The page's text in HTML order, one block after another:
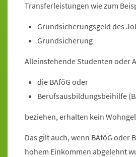
Transferleistungen wie zum
Grundsicherungsgeld des
Grundsicherung
Alleinstehende Studenten oder
die BAföG oder
Berufsausbildungsbeihilfe
beziehen, erhalten kein
Das gilt auch, wenn BAföG oder
hohem Einkommen abgelehnt